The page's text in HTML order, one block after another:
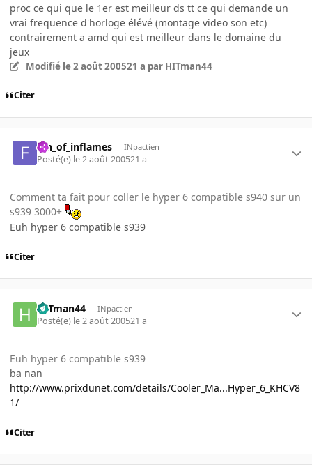
proc ce qui que le 1er est meilleur ds tt ce qui demande un
vrai frequence d'horloge élévé (montage video son etc)
contrairement a amd qui est meilleur dans le domaine du
jeux
Modifié le 2 août 200521 a par HITman44
Citer
fan_of_inflames INpactien
Posté(e) le 2 août 200521 a
Comment ta fait pour coller le hyper 6 compatible s940 sur un
s939 3000+
Euh hyper 6 compatible s939
Citer
HITman44 INpactien
Posté(e) le 2 août 200521 a
Euh hyper 6 compatible s939
ba nan
http://www.prixdunet.com/details/Cooler_Ma...Hyper_6_KHCV8
1/
Citer